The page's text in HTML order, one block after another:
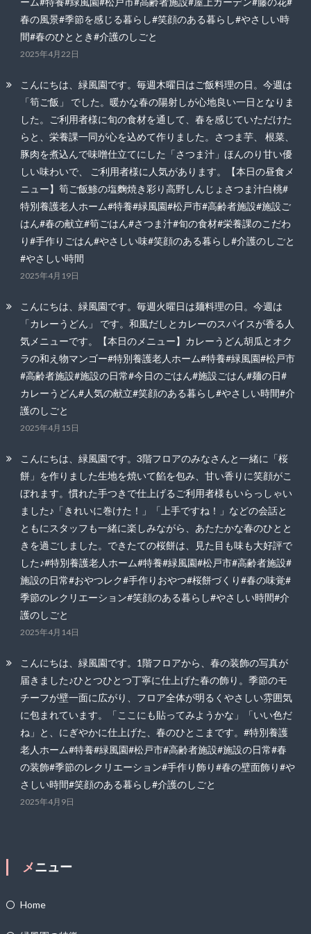
春の風景#季節を感じる暮らし#笑顔のある暮らし#やさしい時
間#春のひととき#介護のしごと
2025年4月22日
こんにちは、緑風園です。毎週木曜日はご飯料理の日。今週は
「筍ご飯」 でした。暖かな春の陽射しが心地良い一日となりま
した。ご利用者様に旬の食材を通して、春を感じていただけた
らと、栄養課一同が心を込めて作りました。さつま芋、 根菜、
豚肉を煮込んで味噌仕立てにした「さつま汁」ほんのり甘い優
しい味わいで、 ご利用者様に人気があります。【本日の昼食メ
ニュー】筍ご飯鯵の塩麴焼き彩り高野しんじょさつま汁白桃#
特別養護老人ホーム#特養#緑風園#松戸市#高齢者施設#施設ご
はん#春の献立#筍ごはん#さつま汁#旬の食材#栄養課のこだわ
り#手作りごはん#やさしい味#笑顔のある暮らし#介護のしごと
#やさしい時間
2025年4月19日
こんにちは、緑風園です。毎週火曜日は麺料理の日。今週は
「カレーうどん」 です。和風だしとカレーのスパイスが香る人
気メニューです。【本日のメニュー】カレーうどん胡瓜とオク
ラの和え物マンゴー#特別養護老人ホーム#特養#緑風園#松戸市
#高齢者施設#施設の日常#今日のごはん#施設ごはん#麺の日#
カレーうどん#人気の献立#笑顔のある暮らし#やさしい時間#介
護のしごと
2025年4月15日
こんにちは、緑風園です。3階フロアのみなさんと一緒に「桜
餅」を作りました生地を焼いて餡を包み、甘い香りに笑顔がこ
ぼれます。慣れた手つきで仕上げるご利用者様もいらっしゃい
ました♪「きれいに巻けた！」「上手ですね！」などの会話と
ともにスタッフも一緒に楽しみながら、あたたかな春のひとと
きを過ごしました。できたての桜餅は、見た目も味も大好評で
した♪#特別養護老人ホーム#特養#緑風園#松戸市#高齢者施設#
施設の日常#おやつレク#手作りおやつ#桜餅づくり#春の味覚#
季節のレクリエーション#笑顔のある暮らし#やさしい時間#介
護のしごと
2025年4月14日
こんにちは、緑風園です。1階フロアから、春の装飾の写真が
届きました♪ひとつひとつ丁寧に仕上げた春の飾り。季節のモ
チーフが壁一面に広がり、フロア全体が明るくやさしい雰囲気
に包まれています。「ここにも貼ってみようかな」「いい色だ
ね」と、にぎやかに仕上げた、春のひとこまです。#特別養護
老人ホーム#特養#緑風園#松戸市#高齢者施設#施設の日常#春
の装飾#季節のレクリエーション#手作り飾り#春の壁面飾り#や
さしい時間#笑顔のある暮らし#介護のしごと
2025年4月9日
メニュー
Home